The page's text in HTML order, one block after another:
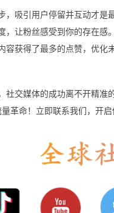
，吸引用户停留并互动才是
，让粉丝感受到你的存在感。
容获得了最多的点赞，优化
交媒体的成功离不开精准
革命！立即联系我们，开启